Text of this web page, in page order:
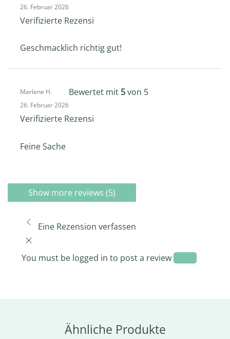
26. Februar 2026
Verifizierte Rezension -
Geschmacklich richtig gut!
Marlene H.
26. Februar 2026
Bewertet mit 5von 5
Verifizierte Rezension -
Feine Sache
Show more reviews (5)
Eine Rezension verfassen
You must be logged in to post a reviewLog In
Ähnliche Produkte